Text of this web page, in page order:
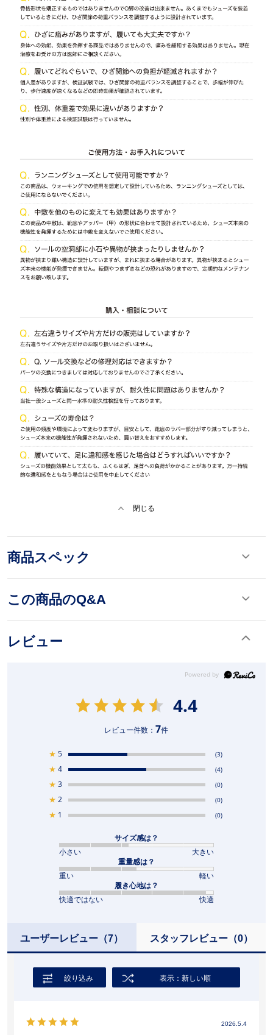
閉じる
商品スペック
この商品のQ&A
レビュー
4.4
レビュー件数：7件
★ 5 (3)
★ 4 (4)
★ 3 (0)
★ 2 (0)
★ 1 (0)
サイズ感は？
小さい
大きい
重量感は？
重い
軽い
履き心地は？
快適ではない
快適
ユーザーレビュー （7） スタッフレビュー（0）
絞り込み 表示：新しい順
2026.5.4